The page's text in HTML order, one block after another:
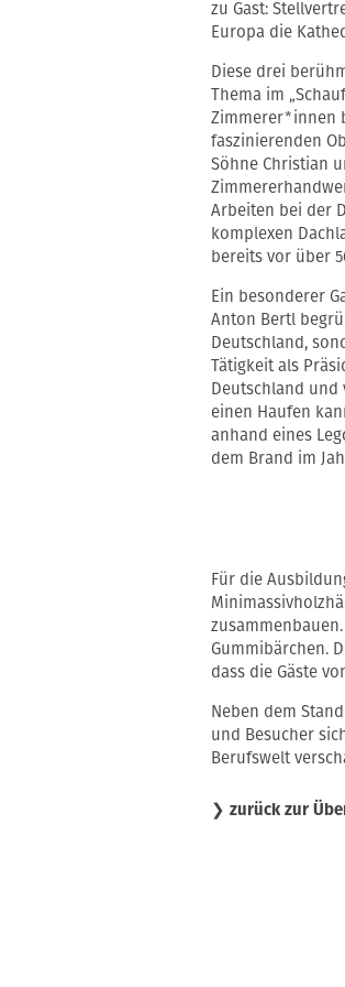
zu Gast:
Europa die
Diese drei
Thema im
Zimmerer*innen
faszinierenden
Söhne Christian
Arbeiten bei der
komplexen
bereits vor über
Ein besonderer
Anton Bertl
Deutschland,
Tätigkeit als
Deutschland und
einen Haufen
anhand eines
dem Brand im
Für die
Gummibärchen.
dass die Gäste
Neben dem
und Besucher
Berufswelt
❯ zurück zur